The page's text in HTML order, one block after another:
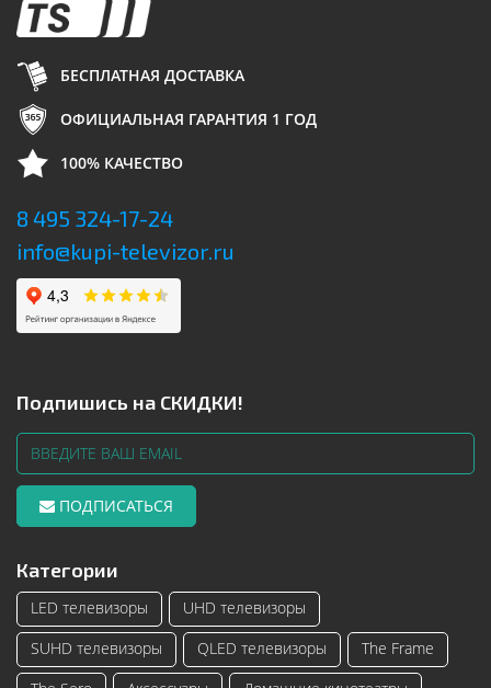
БЕСПЛАТНАЯ ДОСТАВКА
ОФИЦИАЛЬНАЯ ГАРАНТИЯ 1 ГОД
100% КАЧЕСТВО
8 495 324-17-24
info@kupi-televizor.ru
Подпишись на СКИДКИ!
ПОДПИСАТЬСЯ
Категории
LED телевизоры
UHD телевизоры
SUHD телевизоры
QLED телевизоры
The Frame